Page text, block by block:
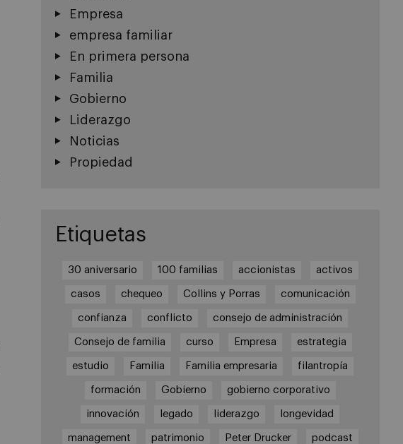
Empresa
empresa familiar
En primera persona
Familia
Gobierno
Liderazgo
Noticias
Propiedad
Etiquetas
30 aniversario 100 familias accionistas activos
casos chequeo Collins y Porras comunicación
confianza conflicto consejo de administración
Consejo de familia curso Empresa estrategia
estudio Familia Familia empresaria filantropía
formación Gobierno gobierno corporativo
innovación legado liderazgo longevidad
management patrimonio Peter Drucker podcast